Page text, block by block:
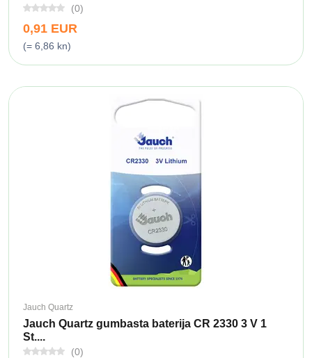
(0)
0,91 EUR
(= 6,86 kn)
Jauch Quartz
Jauch Quartz gumbasta baterija CR 2330 3 V 1
St....
(0)